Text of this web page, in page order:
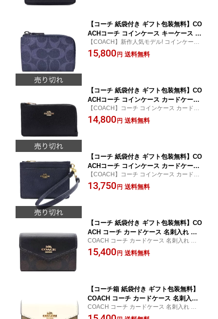
【コーチ 紙袋付き ギフト包装無料】CO
ACHコーチ コインケース キーケース ス
マートキーケース メンズ 財布 新作 シ
グネチャー F77929 QBDEN デニムネイ
【COACH】新作人気モデル! コインケース
キーケース スマートキーケース
15,800 円 送料無料
【コーチ 紙袋付き ギフト包装無料】CO
ACHコーチ コインケース カードケース
コーチ 財布 新作 クロスグレイン レザ
ー 78387 GDBLK COACH 【楽ギフ_包
【COACH】コーチ コインケース カードケ
ース 新作人気モデル
14,800 円 送料無料
【コーチ 紙袋付き ギフト包装無料】CO
ACHコーチ コインケース カードケース
クロスグレイン レザー 3238 B4BHP CO
ACH 【小銭 定期 パスケース】【新作モ
【COACH】コーチ コインケース カードケ
ース 新作人気モデル
13,750 円 送料無料
【コーチ 紙袋付き ギフト包装無料】CO
ACH コーチ カードケース 名刺入れ シ
グネチャー レザー CH-202 IMAA8 ブラ
ック ブラウン【新作モデル・新品】
COACH コーチ カードケース 名刺入れ レザ
ー【新作モデル・新品】
15,400 円 送料無料
【コーチ箱 紙袋付き ギフト包装無料】
COACH コーチ カードケース 名刺入れ
シグネチャー レザー CH-202 IMDQC
【新作モデル・新品】【楽ギフ_包装】
COACH コーチ カードケース 名刺入れ レザ
ー【新作モデル・新品】